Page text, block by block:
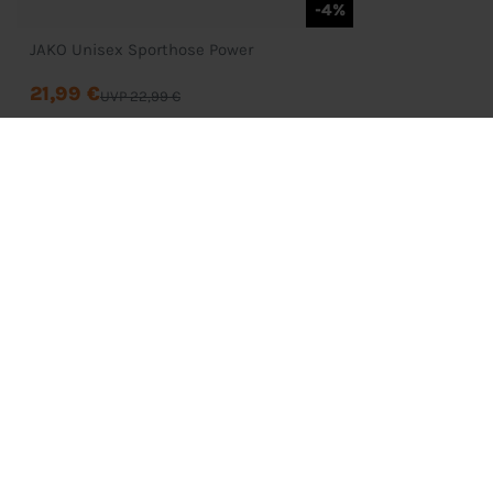
-4%
JAKO Unisex Sporthose Power
UVP 22,99 €
21,99 €